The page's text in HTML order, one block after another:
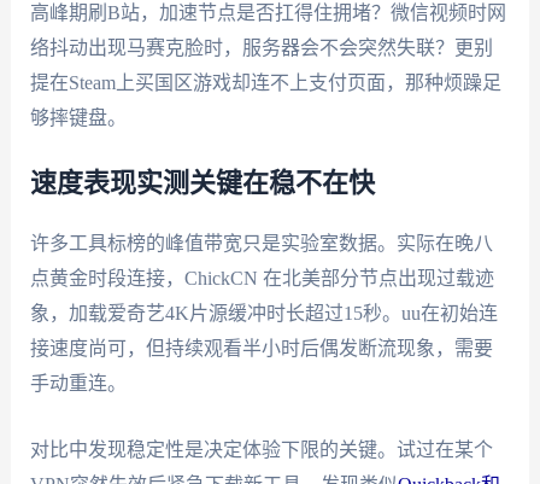
高峰期刷B站，加速节点是否扛得住拥堵？微信视频时网
络抖动出现马赛克脸时，服务器会不会突然失联？更别
提在Steam上买国区游戏却连不上支付页面，那种烦躁足
够摔键盘。
速度表现实测关键在稳不在快
许多工具标榜的峰值带宽只是实验室数据。实际在晚八
点黄金时段连接，ChickCN 在北美部分节点出现过载迹
象，加载爱奇艺4K片源缓冲时长超过15秒。uu在初始连
接速度尚可，但持续观看半小时后偶发断流现象，需要
手动重连。
对比中发现稳定性是决定体验下限的关键。试过在某个